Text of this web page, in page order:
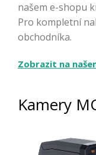
našem e-shopu
Pro kompletní
obchodníka.
Zobrazit na
Kamery